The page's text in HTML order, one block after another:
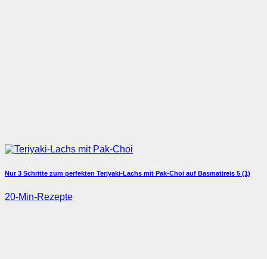
Nur 3 Schritte zum perfekten Teriyaki-Lachs mit Pak-Choi auf Basmatireis 5 (1)
20-Min-Rezepte